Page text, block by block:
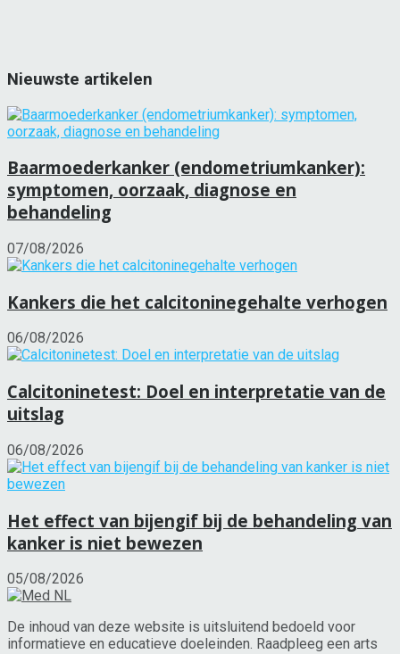
Nieuwste artikelen
Baarmoederkanker (endometriumkanker):
symptomen, oorzaak, diagnose en
behandeling
07/08/2026
Kankers die het calcitoninegehalte verhogen
06/08/2026
Calcitoninetest: Doel en interpretatie van de
uitslag
06/08/2026
Het effect van bijengif bij de behandeling van
kanker is niet bewezen
05/08/2026
De inhoud van deze website is uitsluitend bedoeld voor
informatieve en educatieve doeleinden. Raadpleeg een arts